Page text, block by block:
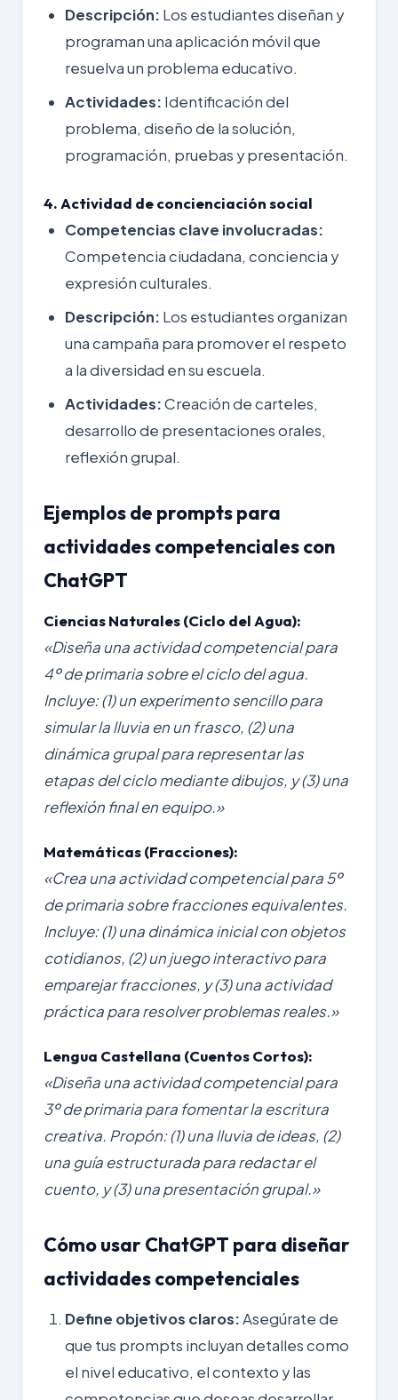
Descripción: Los estudiantes diseñan y
programan una aplicación móvil que
resuelva un problema educativo.
Actividades: Identificación del
problema, diseño de la solución,
programación, pruebas y presentación.
4. Actividad de concienciación social
Competencias clave involucradas:
Competencia ciudadana, conciencia y
expresión culturales.
Descripción: Los estudiantes organizan
una campaña para promover el respeto
a la diversidad en su escuela.
Actividades:Creación de carteles,
desarrollo de presentaciones orales,
reflexión grupal.
Ejemplos de prompts para
actividades competenciales con
ChatGPT
Ciencias Naturales (Ciclo del Agua):
«Diseña una actividad competencial para
4º de primaria sobre el ciclo del agua.
Incluye: (1) un experimento sencillo para
simular la lluvia en un frasco, (2) una
dinámica grupal para representar las
etapas del ciclo mediante dibujos, y (3) una
reflexión final en equipo.»
Matemáticas (Fracciones):
«Crea una actividad competencial para 5º
de primaria sobre fracciones equivalentes.
Incluye: (1) una dinámica inicial con objetos
cotidianos, (2) un juego interactivo para
emparejar fracciones, y (3) una actividad
práctica para resolver problemas reales.»
Lengua Castellana (Cuentos Cortos):
«Diseña una actividad competencial para
3º de primaria para fomentar la escritura
creativa. Propón: (1) una lluvia de ideas, (2)
una guía estructurada para redactar el
cuento, y (3) una presentación grupal.»
Cómo usar ChatGPT para diseñar
actividades competenciales
Define objetivos claros:Asegúrate de
que tus prompts incluyan detalles como
el nivel educativo, el contexto y las